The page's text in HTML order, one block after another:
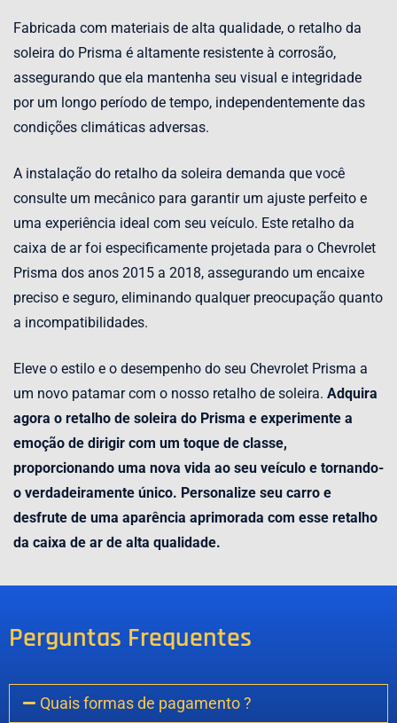
Fabricada com materiais de alta qualidade, o retalho da
soleira do Prisma é altamente resistente à corrosão,
assegurando que ela mantenha seu visual e integridade
por um longo período de tempo, independentemente das
condições climáticas adversas.
A instalação do retalho da soleira demanda que você
consulte um mecânico para garantir um ajuste perfeito e
uma experiência ideal com seu veículo. Este retalho da
caixa de ar foi especificamente projetada para o Chevrolet
Prisma dos anos 2015 a 2018, assegurando um encaixe
preciso e seguro, eliminando qualquer preocupação quanto
a incompatibilidades.
Eleve o estilo e o desempenho do seu Chevrolet Prisma a
um novo patamar com o nosso retalho de soleira. Adquira
agora o retalho de soleira do Prisma e experimente a
emoção de dirigir com um toque de classe,
proporcionando uma nova vida ao seu veículo e tornando-
o verdadeiramente único. Personalize seu carro e
desfrute de uma aparência aprimorada com esse retalho
da caixa de ar de alta qualidade.
Perguntas Frequentes
Quais formas de pagamento ?